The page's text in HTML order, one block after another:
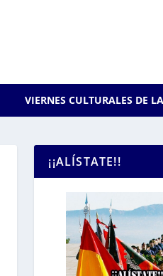
VIERNES CULTURALES DE
¡¡ALÍSTATE!!